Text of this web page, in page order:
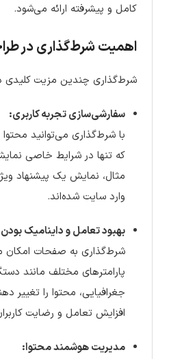
کامل و پیشرفته ارائه می‌شود.
اهمیت شرط‌گذاری در
شرط‌گذاری چندین مزیت کلیدی
سفارشی‌سازی تجربه کاربری:
با شرط‌گذاری می‌توانید محتوا
که تنها در شرایط خاصی
مثال، نمایش یک پیشنهاد ویژه
وارد سایت شده‌اند.
بهبود تعامل و داینامیک
شرط‌گذاری به صفحات امکان
پارامترهای مختلف مانند
جغرافیایی، محتوا را
افزایش تعامل و رضایت
مدیریت هوشمند محتوا: